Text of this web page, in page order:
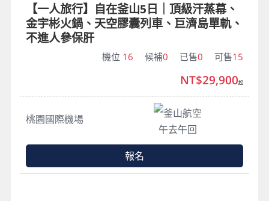
【一人旅行】自在釜山5日｜頂級汗蒸幕、
金宇彬火鍋、天空膠囊列車、巨濟島單軌、
不進人參保肝
機位 16 候補0 已售0 可售15
桃園國際機場
釜山航空
午去午回
NT$29,900起
報名